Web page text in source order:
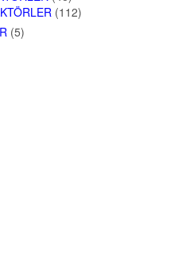
(112)
(5)